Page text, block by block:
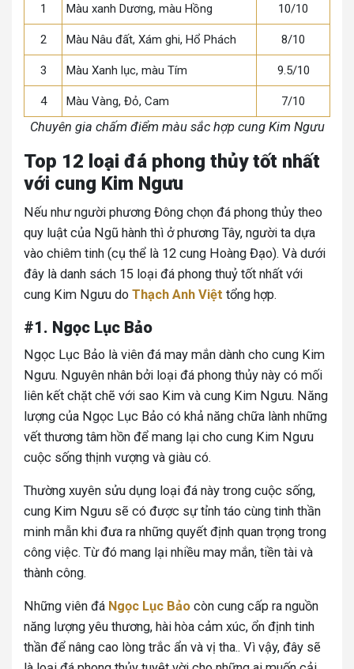
1 Màu xanh Dương, màu Hồng 10/10
2 Màu Nâu đất, Xám ghi, Hổ Phách 8/10
3 Màu Xanh lục, màu Tím 9.5/10
4 Màu Vàng, Đỏ, Cam 7/10
Chuyên gia chấm điểm màu sắc hợp cung Kim Ngưu
Top 12 loại đá phong thủy tốt nhất
với cung Kim Ngưu
Nếu như người phương Đông chọn đá phong thủy theo
quy luật của Ngũ hành thì ở phương Tây, người ta dựa
vào chiêm tinh (cụ thể là 12 cung Hoàng Đạo). Và dưới
đây là danh sách 15 loại đá phong thuỷ tốt nhất với
cung Kim Ngưu do Thạch Anh Việt tổng hợp.
#1. Ngọc Lục Bảo
Ngọc Lục Bảo là viên đá may mắn dành cho cung Kim
Ngưu. Nguyên nhân bởi loại đá phong thủy này có mối
liên kết chặt chẽ với sao Kim và cung Kim Ngưu. Năng
lượng của Ngọc Lục Bảo có khả năng chữa lành những
vết thương tâm hồn để mang lại cho cung Kim Ngưu
cuộc sống thịnh vượng và giàu có.
Thường xuyên sửu dụng loại đá này trong cuộc sống,
cung Kim Ngưu sẽ có được sự tỉnh táo cùng tinh thần
minh mẫn khi đưa ra những quyết định quan trọng trong
công việc. Từ đó mang lại nhiều may mắn, tiền tài và
thành công.
Những viên đá Ngọc Lục Bảo còn cung cấp ra nguồn
năng lượng yêu thương, hài hòa cảm xúc, ổn định tinh
thần để nâng cao lòng trắc ẩn và vị tha.. Vì vậy, đây sẽ